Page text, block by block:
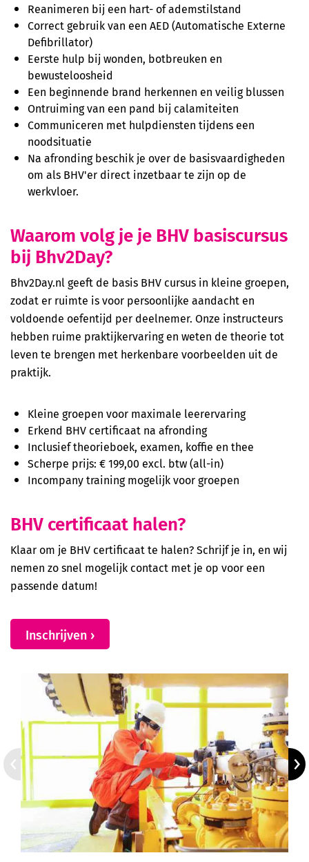
Reanimeren bij een hart- of ademstilstand
Correct gebruik van een AED (Automatische Externe
Defibrillator)
Eerste hulp bij wonden, botbreuken en
bewusteloosheid
Een beginnende brand herkennen en veilig blussen
Ontruiming van een pand bij calamiteiten
Communiceren met hulpdiensten tijdens een
noodsituatie
Na afronding beschik je over de basisvaardigheden
om als BHV'er direct inzetbaar te zijn op de
werkvloer.
Waarom volg je je BHV basiscursus
bij Bhv2Day?
Bhv2Day.nl geeft de basis BHV cursus in kleine groepen,
zodat er ruimte is voor persoonlijke aandacht en
voldoende oefentijd per deelnemer. Onze instructeurs
hebben ruime praktijkervaring en weten de theorie tot
leven te brengen met herkenbare voorbeelden uit de
praktijk.
Kleine groepen voor maximale leerervaring
Erkend BHV certificaat na afronding
Inclusief theorieboek, examen, koffie en thee
Scherpe prijs: € 199,00 excl. btw (all-in)
Incompany training mogelijk voor groepen
BHV certificaat halen?
Klaar om je BHV certificaat te halen? Schrijf je in, en wij
nemen zo snel mogelijk contact met je op voor een
passende datum!
Inschrijven